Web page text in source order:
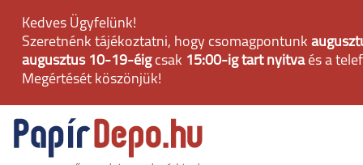
Kedves Ügyfelünk!
Szeretnénk tájékoztatni, hogy csomagpontunk
augusztus 10-19-éig csak 15:00-ig tart nyitvaés a
Megértését köszönjük!